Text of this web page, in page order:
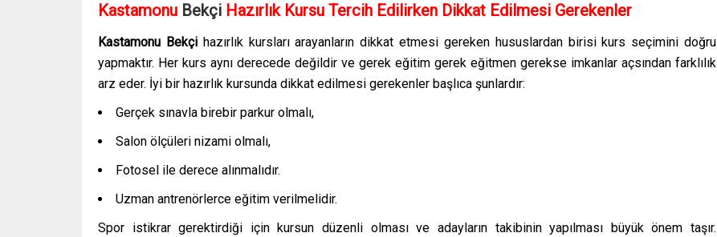
Kastamonu Bekçi Hazırlık Kursu Tercih Edilirken Dikkat Edilmesi Gerekenler
Kastamonu Bekçi hazırlık kursları arayanların dikkat etmesi gereken hususlardan birisi kurs seçimini doğru
yapmaktır. Her kurs aynı derecede değildir ve gerek eğitim gerek eğitmen gerekse imkanlar açsından farklılık
arz eder. İyi bir hazırlık kursunda dikkat edilmesi gerekenler başlıca şunlardır:
Gerçek sınavla birebir parkur olmalı,
Salon ölçüleri nizami olmalı,
Fotosel ile derece alınmalıdır.
Uzman antrenörlerce eğitim verilmelidir.
Spor istikrar gerektirdiği için kursun düzenli olması ve adayların takibinin yapılması büyük önem taşır.